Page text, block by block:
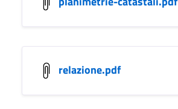
relazione.pdf